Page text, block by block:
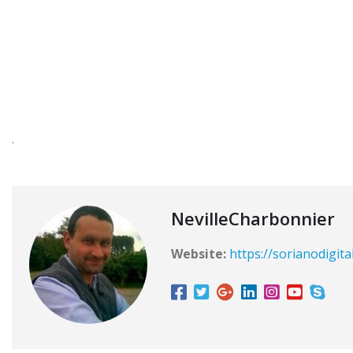
.
NevilleCharbonnier
Website: https://